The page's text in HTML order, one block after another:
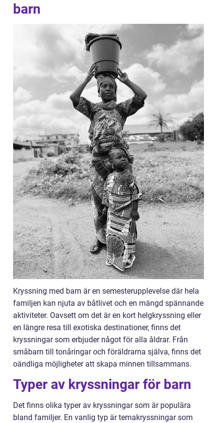
barn
Kryssning med barn är en semesterupplevelse där hela
familjen kan njuta av båtlivet och en mängd spännande
aktiviteter. Oavsett om det är en kort helgkryssning eller
en längre resa till exotiska destinationer, finns det
kryssningar som erbjuder något för alla åldrar. Från
småbarn till tonåringar och föräldrarna själva, finns det
oändliga möjligheter att skapa minnen tillsammans.
Typer av kryssningar för barn
Det finns olika typer av kryssningar som är populära
bland familjer. En vanlig typ är temakryssningar som